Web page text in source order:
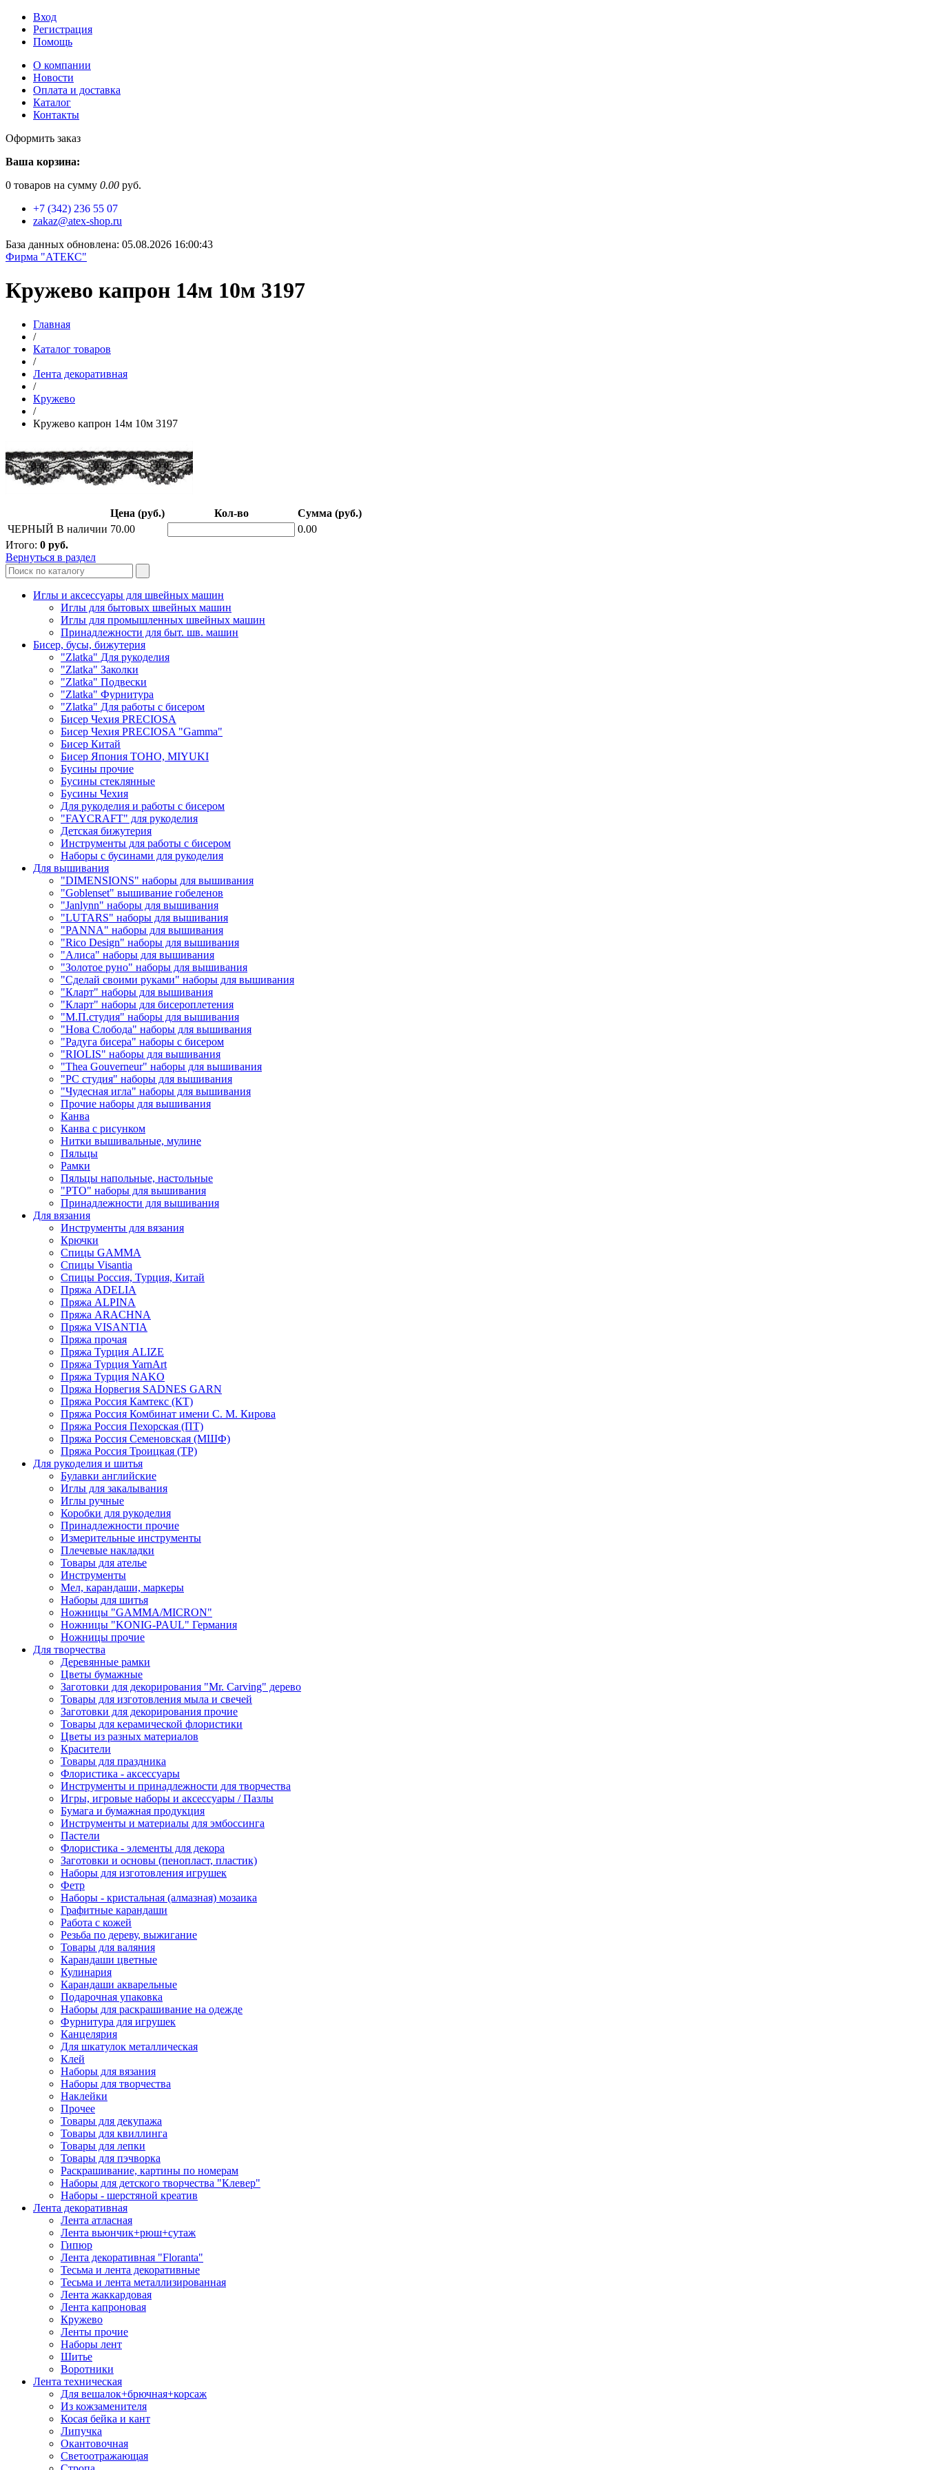
Вход
Регистрация
Помощь
О компании
Новости
Оплата и доставка
Каталог
Контакты
Оформить заказ
Ваша корзина:
0 товаров на сумму 0.00 руб.
+7 (342) 236 55 07
zakaz@atex-shop.ru
База данных обновлена: 05.08.2026 16:00:43
Фирма "АТЕКС"
Кружево капрон 14м 10м 3197
Главная
/
Каталог товаров
/
Лента декоративная
/
Кружево
/
Кружево капрон 14м 10м 3197
Цена (руб.) Кол-во
Сумма (руб.)
ЧЕРНЫЙ В наличии 70.00
0.00
Итого: 0 руб.
Вернуться в раздел
Иглы и аксессуары для швейных машин
Иглы для бытовых швейных машин
Иглы для промышленных швейных машин
Принадлежности для быт. шв. машин
Бисер, бусы, бижутерия
"Zlatka" Для рукоделия
"Zlatka" Заколки
"Zlatka" Подвески
"Zlatka" Фурнитура
"Zlatka" Для работы с бисером
Бисер Чехия PRECIOSA
Бисер Чехия PRECIOSA "Gamma"
Бисер Китай
Бисер Япония TOHO, MIYUKI
Бусины прочие
Бусины стеклянные
Бусины Чехия
Для рукоделия и работы с бисером
"FAYCRAFT" для рукоделия
Детская бижутерия
Инструменты для работы с бисером
Наборы с бусинами для рукоделия
Для вышивания
"DIMENSIONS" наборы для вышивания
"Goblenset" вышивание гобеленов
"Janlynn" наборы для вышивания
"LUTARS" наборы для вышивания
"PANNA" наборы для вышивания
"Rico Design" наборы для вышивания
"Алиса" наборы для вышивания
"Золотое руно" наборы для вышивания
"Сделай своими руками" наборы для вышивания
"Кларт" наборы для вышивания
"Кларт" наборы для бисероплетения
"М.П.студия" наборы для вышивания
"Нова Слобода" наборы для вышивания
"Радуга бисера" наборы с бисером
"RIOLIS" наборы для вышивания
"Thea Gouverneur" наборы для вышивания
"РС студия" наборы для вышивания
"Чудесная игла" наборы для вышивания
Прочие наборы для вышивания
Канва
Канва с рисунком
Нитки вышивальные, мулине
Пяльцы
Рамки
Пяльцы напольные, настольные
"РТО" наборы для вышивания
Принадлежности для вышивания
Для вязания
Инструменты для вязания
Крючки
Спицы GAMMA
Спицы Visantia
Спицы Россия, Турция, Китай
Пряжа ADELIA
Пряжа ALPINA
Пряжа ARACHNA
Пряжа VISANTIA
Пряжа прочая
Пряжа Турция ALIZE
Пряжа Турция YarnArt
Пряжа Турция NAKO
Пряжа Норвегия SADNES GARN
Пряжа Россия Камтекс (КТ)
Пряжа Россия Комбинат имени С. М. Кирова
Пряжа Россия Пехорская (ПТ)
Пряжа Россия Семеновская (МШФ)
Пряжа Россия Троицкая (ТР)
Для рукоделия и шитья
Булавки английские
Иглы для закалывания
Иглы ручные
Коробки для рукоделия
Принадлежности прочие
Измерительные инструменты
Плечевые накладки
Товары для ателье
Инструменты
Мел, карандаши, маркеры
Наборы для шитья
Ножницы "GAMMA/MICRON"
Ножницы "KONIG-PAUL" Германия
Ножницы прочие
Для творчества
Деревянные рамки
Цветы бумажные
Заготовки для декорирования "Mr. Carving" дерево
Товары для изготовления мыла и свечей
Заготовки для декорирования прочие
Товары для керамической флористики
Цветы из разных материалов
Красители
Товары для праздника
Флористика - аксессуары
Инструменты и принадлежности для творчества
Игры, игровые наборы и аксессуары / Пазлы
Бумага и бумажная продукция
Инструменты и материалы для эмбоссинга
Пастели
Флористика - элементы для декора
Заготовки и основы (пенопласт, пластик)
Наборы для изготовления игрушек
Фетр
Наборы - кристальная (алмазная) мозаика
Графитные карандаши
Работа с кожей
Резьба по дереву, выжигание
Товары для валяния
Карандаши цветные
Кулинария
Карандаши акварельные
Подарочная упаковка
Наборы для раскрашивание на одежде
Фурнитура для игрушек
Канцелярия
Для шкатулок металлическая
Клей
Наборы для вязания
Наборы для творчества
Наклейки
Прочее
Товары для декупажа
Товары для квиллинга
Товары для лепки
Товары для пэчворка
Раскрашивание, картины по номерам
Наборы для детского творчества "Клевер"
Наборы - шерстяной креатив
Лента декоративная
Лента атласная
Лента вьюнчик+рюш+сутаж
Гипюр
Лента декоративная "Floranta"
Тесьма и лента декоративные
Тесьма и лента металлизированная
Лента жаккардовая
Лента капроновая
Кружево
Ленты прочие
Наборы лент
Шитье
Воротники
Лента техническая
Для вешалок+брючная+корсаж
Из кожзаменителя
Косая бейка и кант
Липучка
Окантовочная
Светоотражающая